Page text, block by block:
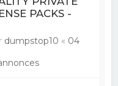
PACKS -
dumpstop10 « 04